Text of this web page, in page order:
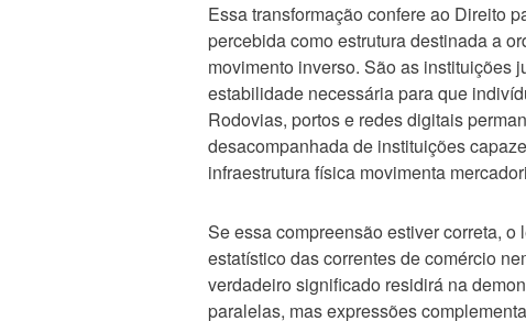
Essa transformação confere ao Direito
percebida como estrutura destinada a
movimento inverso. São as instituições
estabilidade necessária para que
Rodovias, portos e redes digitais
desacompanhada de instituições
infraestrutura física movimenta
Se essa compreensão estiver correta,
estatístico das correntes de comércio
verdadeiro significado residirá na
paralelas, mas expressões